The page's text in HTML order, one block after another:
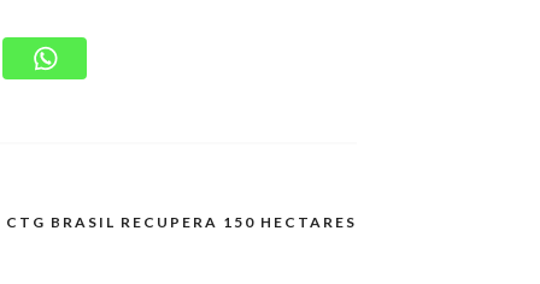
CTG BRASIL RECUPERA 150 HECTARES